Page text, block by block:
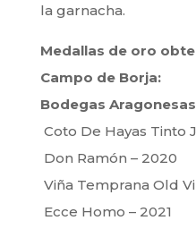
la garnacha.
Medallas de oro
Campo de Borja:
Bodegas Aragonesas
Coto De Hayas Tinto
Don Ramón – 2020
Viña Temprana Old
Ecce Homo – 2021